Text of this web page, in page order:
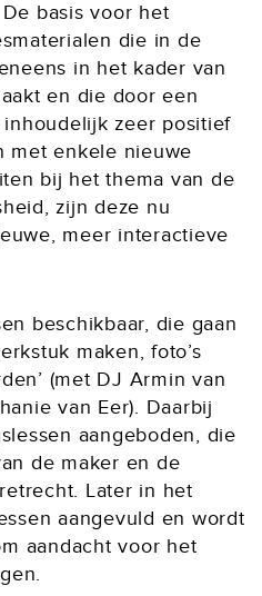
basis voor het
die in de
in het kader van
en die door een
zeer positief
met enkele nieuwe
bij het thema van de
zijn deze nu
meer interactieve
beschikbaar, die gaan
maken, foto’s
(met DJ Armin van
van Eer). Daarbij
aangeboden, die
de maker en de
Later in het
aangevuld en wordt
aandacht voor het